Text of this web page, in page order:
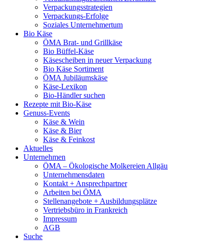
Verpackungsstrategien
Verpackungs-Erfolge
Soziales Unternehmertum
Bio Käse
ÖMA Brat- und Grillkäse
Bio Büffel-Käse
Käsescheiben in neuer Verpackung
Bio Käse Sortiment
ÖMA Jubiläumskäse
Käse-Lexikon
Bio-Händler suchen
Rezepte mit Bio-Käse
Genuss-Events
Käse & Wein
Käse & Bier
Käse & Feinkost
Aktuelles
Unternehmen
ÖMA – Ökologische Molkereien Allgäu
Unternehmensdaten
Kontakt + Ansprechpartner
Arbeiten bei ÖMA
Stellenangebote + Ausbildungsplätze
Vertriebsbüro in Frankreich
Impressum
AGB
Suche